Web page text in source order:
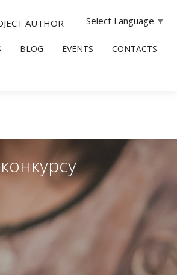
AUTHOR Select Language ▼
BLOG EVENTS CONTACTS